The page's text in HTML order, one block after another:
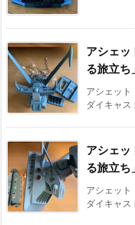
アシェ
る旅立
アシェット
ダイキャス
アシェ
る旅立
アシェット
ダイキャス